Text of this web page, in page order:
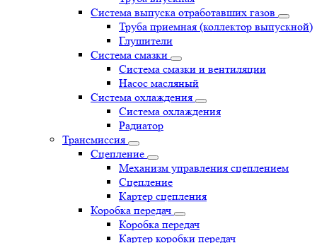
Система выпуска отработавших газов
Труба приемная (коллектор выпускной)
Глушители
Система смазки
Система смазки и вентиляции
Насос масляный
Система охлаждения
Система охлаждения
Радиатор
Трансмиссия
Сцепление
Механизм управления сцеплением
Сцепление
Картер сцепления
Коробка передач
Коробка передач
Картер коробки передач